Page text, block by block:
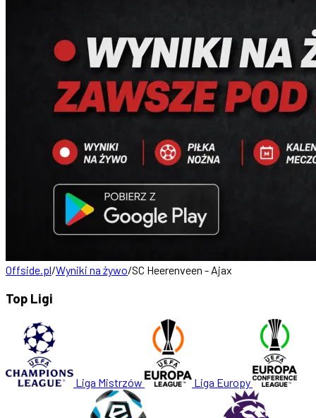
Offside.pl/Wyniki na żywo/SC Heerenveen - Ajax
Top Ligi
Liga Mistrzów Liga Europy